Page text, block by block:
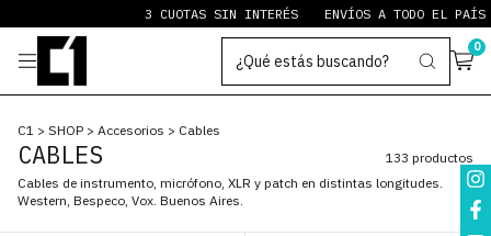
3 CUOTAS SIN INTERÉS ENVÍOS A TODO EL PAÍS PAYPAL
0
C1 > SHOP > Accesorios > Cables
CABLES
133 productos
Cables de instrumento, micrófono, XLR y patch en distintas longitudes.
Western, Bespeco, Vox. Buenos Aires.